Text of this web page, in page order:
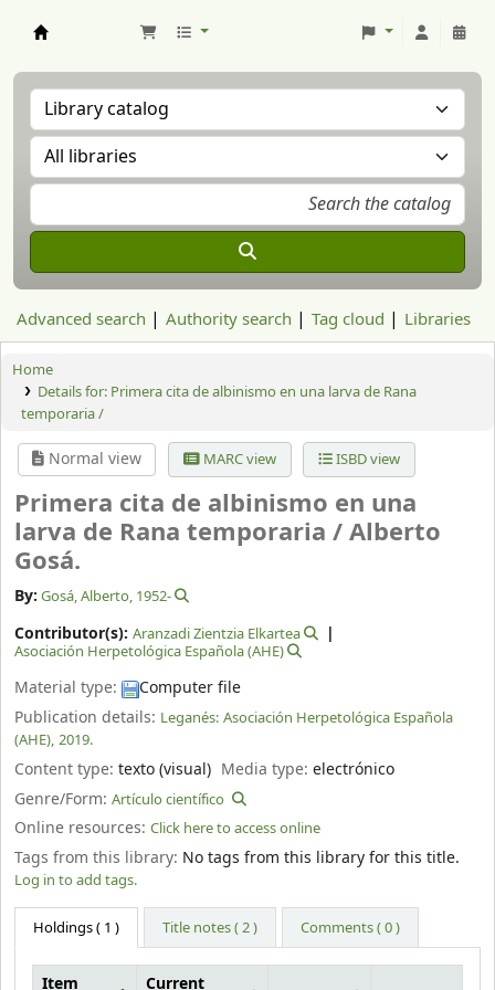
Advanced search Authority search Tag cloud Libraries
Home
Details for: Primera cita de albinismo en una larva de Rana
temporaria /
Normal view MARC view ISBD view
Primera cita de albinismo en una
larva de Rana temporaria /Alberto
Gosá.
By: Gosá, Alberto, 1952-
Contributor(s): Aranzadi Zientzia Elkartea
Asociación Herpetológica Española (AHE)
Material type:
Computer file
Publication details: Leganés: Asociación Herpetológica Española
(AHE), 2019.
Content type: texto (visual) Media type:electrónico
Genre/Form: Artículo científico
Online resources: Click here to access online
Tags from this library: No tags from this library for this title.
Log in to add tags.
Holdings( 1 ) Title notes ( 2 ) Comments ( 0 )
Item Current